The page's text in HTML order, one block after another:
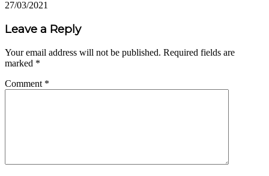
27/03/2021
Leave a Reply
Your email address will not be published. Required fields are
marked *
Comment *